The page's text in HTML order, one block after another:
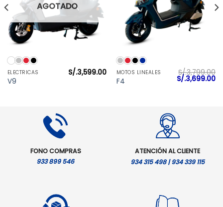
AGOTADO
ELECTRICAS
V9
S/.3,599.00 MOTOS LINEALES
F4
S/.3,799.00
El
precio
S/.3,699.00El
FONO COMPRAS
933 899 546
ATENCIÓN AL CLIENTE
934 315 498 | 934 339 115